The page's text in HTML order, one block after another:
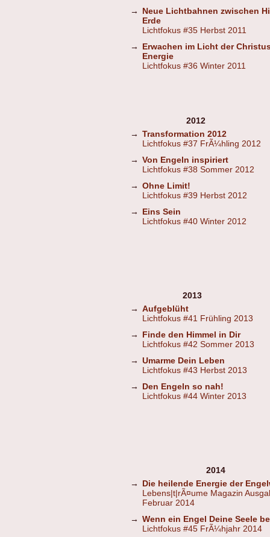
→
Neue Lichtbahnen zwischen
Erde
Lichtfokus #35 Herbst 2011
→
Erwachen im Licht der
Energie
Lichtfokus #36 Winter 2011
2012
→ Transformation 2012
Lichtfokus #37 FrÃ¼hling 2012
→ Von Engeln inspiriert
Lichtfokus #38 Sommer 2012
→ Ohne Limit!
Lichtfokus #39 Herbst 2012
→
Eins Sein
Lichtfokus #40 Winter 2012
2013
→ Aufgeblüht
Lichtfokus #41 Frühling 2013
→
Finde den Himmel in Dir
Lichtfokus #42 Sommer 2013
→ Umarme Dein Leben
Lichtfokus #43 Herbst 2013
→
Den Engeln so nah!
Lichtfokus #44 Winter 2013
2014
→
Die heilende Energie der
Lebens|t|rÃ¤ume Magazin
Februar 2014
→ Wenn ein Engel Deine Seele
Lichtfokus #45 FrÃ¼hjahr 2014